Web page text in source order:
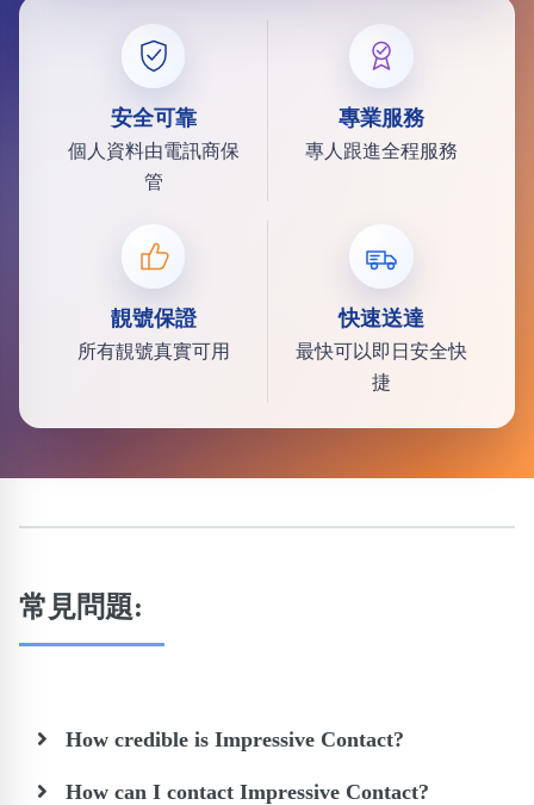
安全可靠
個人資料由電訊商保
管
專業服務
專人跟進全程服務
靚號保證
所有靚號真實可用
快速送達
最快可以即日安全快
捷
常見問題:
How credible is Impressive Contact?
How can I contact Impressive Contact?